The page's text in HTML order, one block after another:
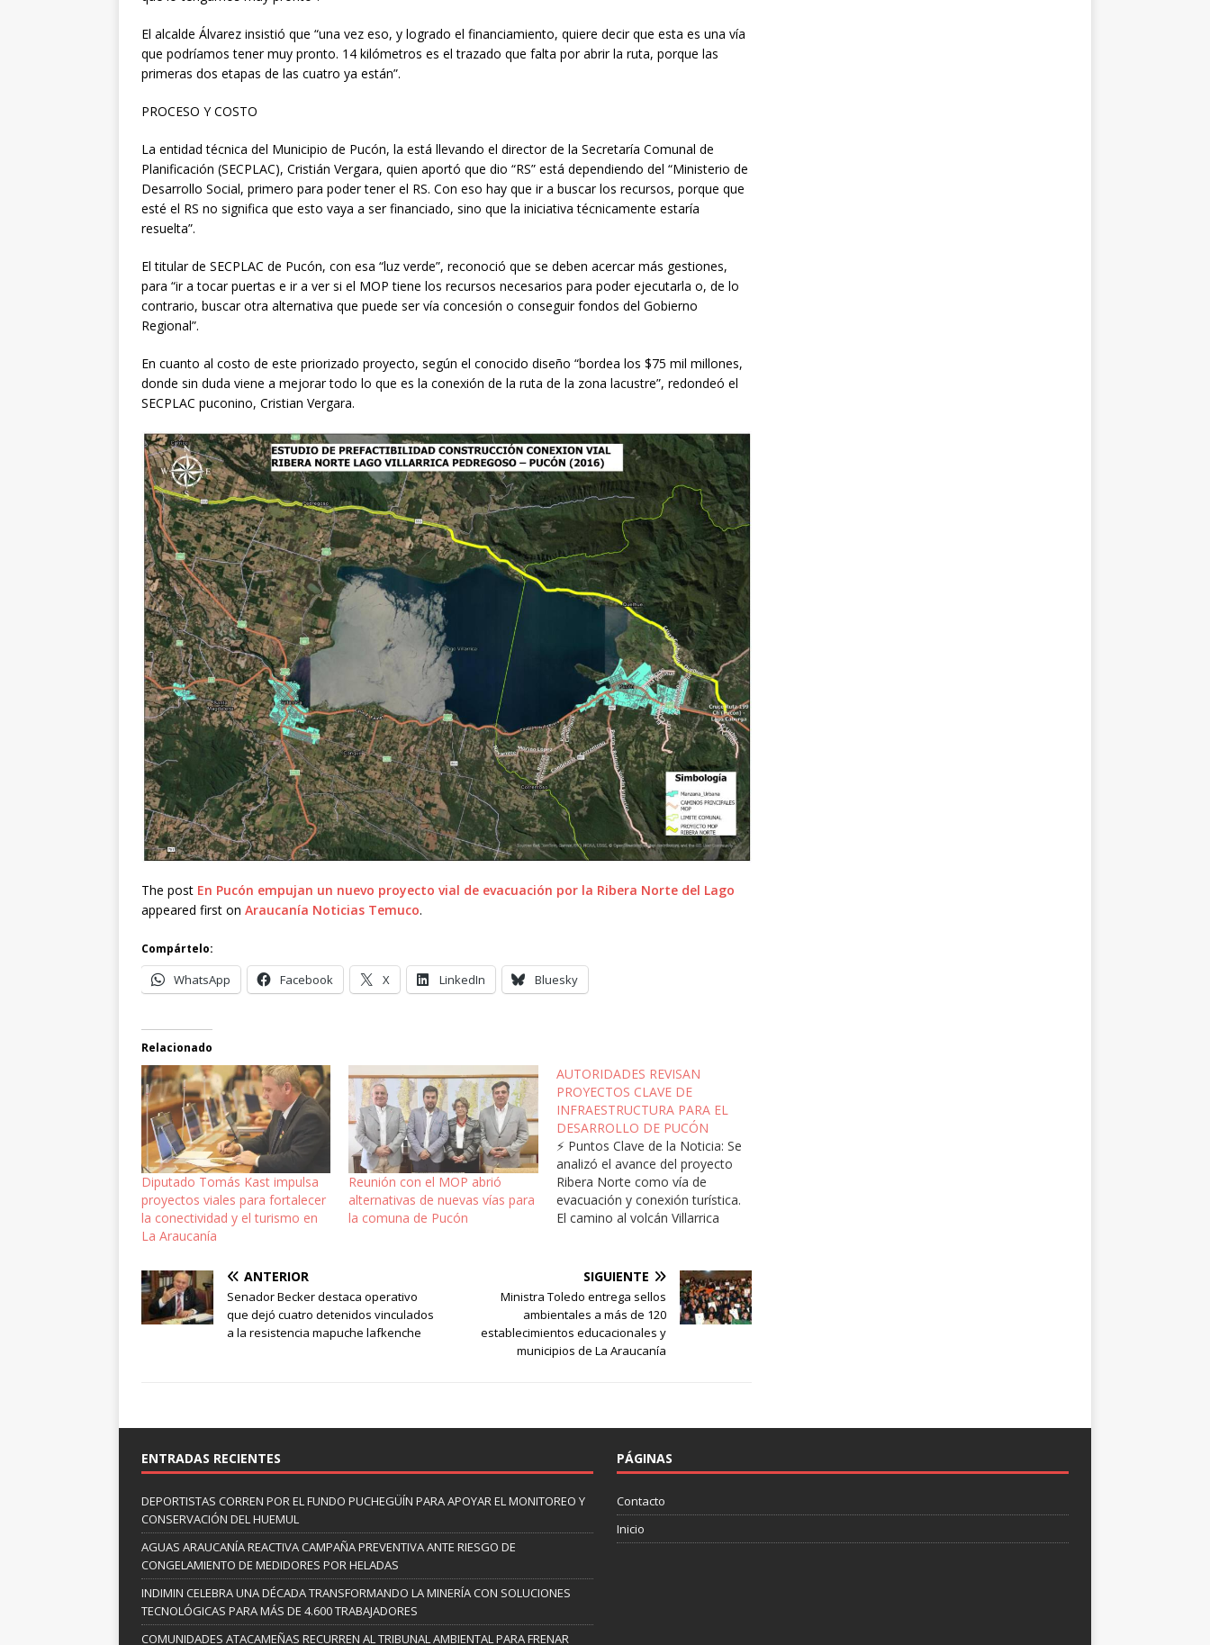
El alcalde Álvarez insistió que “una vez eso, y logrado el financiamiento, quiere decir que esta es una vía
que podríamos tener muy pronto. 14 kilómetros es el trazado que falta por abrir la ruta, porque las
primeras dos etapas de las cuatro ya están”.
PROCESO Y COSTO
La entidad técnica del Municipio de Pucón, la está llevando el director de la Secretaría Comunal de
Planificación (SECPLAC), Cristián Vergara, quien aportó que dio “RS” está dependiendo del “Ministerio de
Desarrollo Social, primero para poder tener el RS. Con eso hay que ir a buscar los recursos, porque que
esté el RS no significa que esto vaya a ser financiado, sino que la iniciativa técnicamente estaría
resuelta”.
El titular de SECPLAC de Pucón, con esa “luz verde”, reconoció que se deben acercar más gestiones,
para “ir a tocar puertas e ir a ver si el MOP tiene los recursos necesarios para poder ejecutarla o, de lo
contrario, buscar otra alternativa que puede ser vía concesión o conseguir fondos del Gobierno
Regional”.
En cuanto al costo de este priorizado proyecto, según el conocido diseño “bordea los $75 mil millones,
donde sin duda viene a mejorar todo lo que es la conexión de la ruta de la zona lacustre”, redondeó el
SECPLAC puconino, Cristian Vergara.
The post En Pucón empujan un nuevo proyecto vial de evacuación por la Ribera Norte del Lago
appeared first on Araucanía Noticias Temuco.
Compártelo:
WhatsApp Facebook X LinkedIn Bluesky
Relacionado
Diputado Tomás Kast impulsa
proyectos viales para fortalecer
la conectividad y el turismo en
La Araucanía
Reunión con el MOP abrió
alternativas de nuevas vías para
la comuna de Pucón
AUTORIDADES REVISAN
PROYECTOS CLAVE DE
INFRAESTRUCTURA PARA EL
DESARROLLO DE PUCÓN
⚡ Puntos Clave de la Noticia: Se
analizó el avance del proyecto
Ribera Norte como vía de
evacuación y conexión turística.
El camino al volcán Villarrica
pavimentación. Equipos
técnicos coordinaron pasos
pendientes y estudios
necesarios para asegurar la
viabilidad de los…
ANTERIOR
Senador Becker destaca operativo
que dejó cuatro detenidos vinculados
a la resistencia mapuche lafkenche
SIGUIENTE
Ministra Toledo entrega sellos
ambientales a más de 120
establecimientos educacionales y
municipios de La Araucanía
ENTRADAS RECIENTES
DEPORTISTAS CORREN POR EL FUNDO PUCHEGÜÍN PARA APOYAR EL MONITOREO Y
CONSERVACIÓN DEL HUEMUL
AGUAS ARAUCANÍA REACTIVA CAMPAÑA PREVENTIVA ANTE RIESGO DE
CONGELAMIENTO DE MEDIDORES POR HELADAS
INDIMIN CELEBRA UNA DÉCADA TRANSFORMANDO LA MINERÍA CON SOLUCIONES
TECNOLÓGICAS PARA MÁS DE 4.600 TRABAJADORES
COMUNIDADES ATACAMEÑAS RECURREN AL TRIBUNAL AMBIENTAL PARA FRENAR
PÁGINAS
Contacto
Inicio